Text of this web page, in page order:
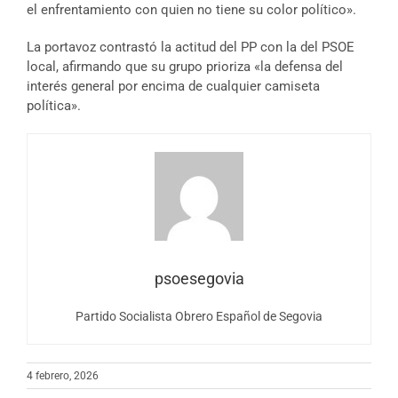
el enfrentamiento con quien no tiene su color político».
La portavoz contrastó la actitud del PP con la del PSOE
local, afirmando que su grupo prioriza «la defensa del
interés general por encima de cualquier camiseta
política».
psoesegovia
Partido Socialista Obrero Español de Segovia
4 febrero, 2026